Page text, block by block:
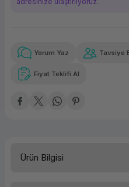
Güvenilir Alışveriş
Kolay iade imkanı
4.827,43 TL
Yorum Yaz Tavsiye
Fiyat Teklifi Al
Ürün Bilgisi